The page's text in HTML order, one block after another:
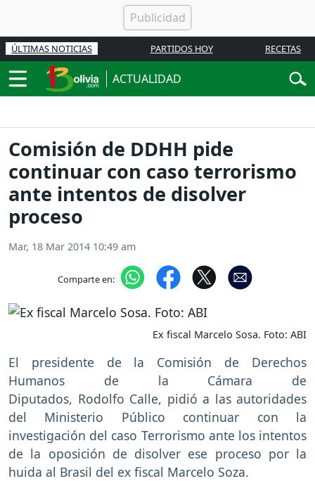
ÚLTIMAS NOTICIAS PARTIDOS HOY RECETAS
ACTUALIDAD
Comisión de DDHH pide
continuar con caso terrorismo
ante intentos de disolver
proceso
Mar, 18 Mar 2014 10:49 am
Comparte en:
Ex fiscal Marcelo Sosa. Foto: ABI
El presidente de la Comisión de Derechos
Humanos de la Cámara de
Diputados, Rodolfo Calle, pidió a las autoridades
del Ministerio Público continuar con la
investigación del caso Terrorismo ante los intentos
de la oposición de disolver ese proceso por la
huida al Brasil del ex fiscal Marcelo Soza.